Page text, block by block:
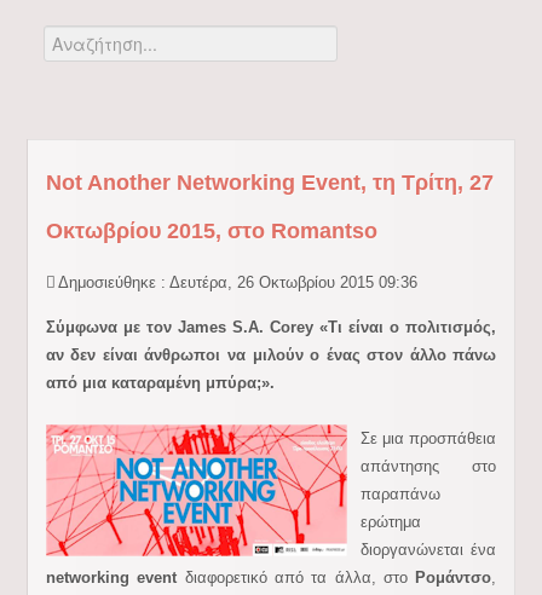
Αναζήτηση...
Not Another Networking Event, τη Τρίτη, 27
Οκτωβρίου 2015, στο Romantso
Δημοσιεύθηκε : Δευτέρα, 26 Οκτωβρίου 2015 09:36
Σύμφωνα με τον James S.A. Corey «Τι είναι ο πολιτισμός,
αν δεν είναι άνθρωποι να μιλούν ο ένας στον άλλο πάνω
από μια καταραμένη μπύρα;».
Σε μια προσπάθεια
απάντησης στο
παραπάνω
ερώτημα
διοργανώνεται ένα
networking event διαφορετικό από τα άλλα, στο Ρομάντσο,